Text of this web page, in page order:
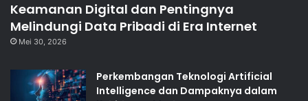
Keamanan Digital dan Pentingnya
Melindungi Data Pribadi di Era Internet
Mei 30, 2026
Perkembangan Teknologi Artificial
Intelligence dan Dampaknya dalam